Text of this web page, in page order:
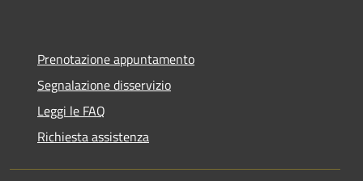
Prenotazione appuntamento
Segnalazione disservizio
Leggi le FAQ
Richiesta assistenza